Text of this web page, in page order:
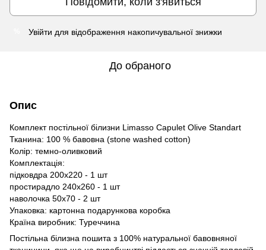
Увійти для відображення накопичувальної знижки
До обраного
Опис
Комплект постільної білизни Limasso Capulet Olive Standart
Тканина: 100 % бавовна (stone washed cotton)
Колір: темно-оливковий
Комплектація:
підковдра 200х220 - 1 шт
простирадло 240х260 - 1 шт
наволочка 50х70 - 2 шт
Упаковка: картонна подарункова коробка
Країна виробник: Туреччина
Постільна білизна пошита з 100% натуральної бавовняної